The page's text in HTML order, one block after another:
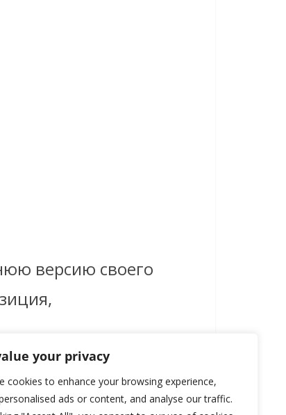
your privacy
cookies to enhance your browsing experience,
ads or content, and analyse our traffic.
версию своего